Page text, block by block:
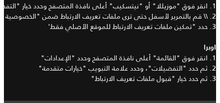
1. انقر فوق "موزيللا" أو "نيتسكيب" أعلى نافذة المتصفح وحدد خيار "
2. \\
قم بالتمرير لأسفل حتى ترى ملفات تعريف الارتباط ضمن "الخصوصية
3. حدد "تمكين ملفات تعريف الارتباط للموقع الأصلي فقط'
اوبرا
1. انقر فوق "القائمة" أعلى نافذة المتصفح وحدد "الإعدادات"
2. ثم حدد "التفضيلات"، وحدد علامة التبويب "خيارات متقدمة"
3. ثم حدد خيار "قبول ملفات تعريف الارتباط"